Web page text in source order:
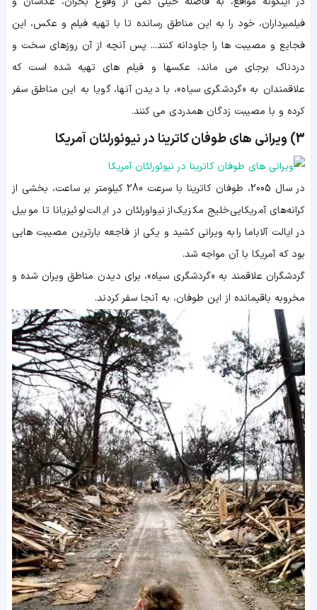
فیلمبرداران، خود را به این مناطق رسانده تا با تهیه فیلم و عکس، این
فجایع و مصیبت ها را جاودانه کنند... پس آنچه از آن روزهای سخت و
دردناک برجای می ماند، عکسها و فیلم های تهیه شده است که
علاقمندان به «گردشگری سیاه»، با دیدن آنها، گویا به این مناطق سفر
کرده و با مصیبت زدگان همدردی می کنند.
3) ویرانی های طوفان کاترینا در نیوئورلئان آمریکا
در سال 2005، طوفان کاترینا با سرعت 280 کیلومتر بر ساعت، بخشی از
کرانه‌های آمریکایی خلیج مکزیک از نیواورلئان در ایالت لوئیزیانا تا موبیل
در ایالت آلاباما را به ویرانی کشید و یکی از فاجعه بارترین مصیبت هایی
بود که آمریکا با آن مواجه شد.
گردشگران علاقمند به «گردشگری سیاه»، برای دیدن مناطق ویران شده و
مخروبه باقیمانده از این طوفان، به آنجا سفر کردند.